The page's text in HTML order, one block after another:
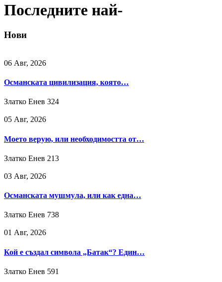
Последните най-
Нови
06 Авг, 2026
Османската цивилизация, която…
Златко Енев 324
05 Авг, 2026
Моето верую, или необходимостта от…
Златко Енев 213
03 Авг, 2026
Османската мушмула, или как една…
Златко Енев 738
01 Авг, 2026
Кой е създал символа „Батак“? Един…
Златко Енев 591